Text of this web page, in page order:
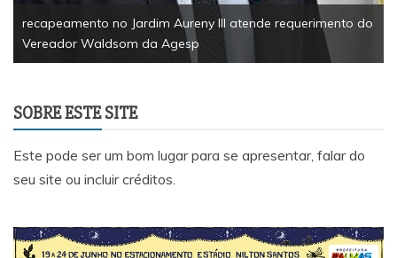
recapeamento no Jardim Aureny III atende requerimento do
Vereador Waldsom da Agesp
SOBRE ESTE SITE
Este pode ser um bom lugar para se apresentar, falar do
seu site ou incluir créditos.